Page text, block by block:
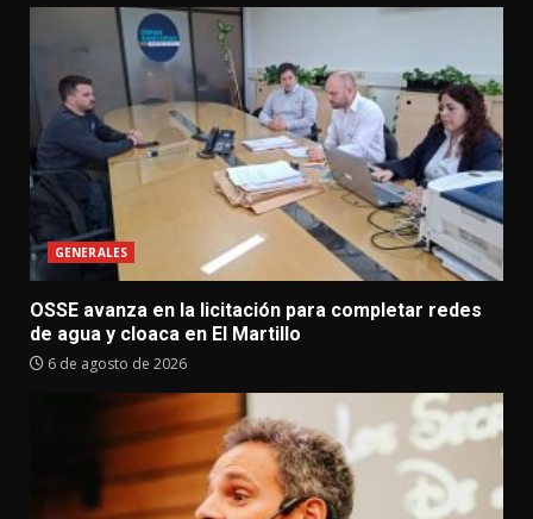
GENERALES
OSSE avanza en la licitación para completar redes
de agua y cloaca en El Martillo
6 de agosto de 2026